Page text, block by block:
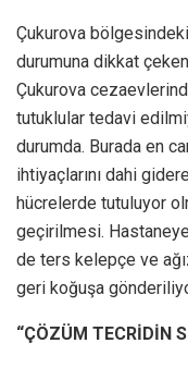
Çukurova
durumuna dikkat
Çukurova
tutuklular tedavi
durumda. Burada en
ihtiyaçlarını dahi
hücrelerde tutuluyor
geçirilmesi.
de ters kelepçe ve
geri koğuşa
“ÇÖZÜM TECRİDİN